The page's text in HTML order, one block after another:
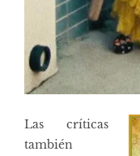
Las críticas
también